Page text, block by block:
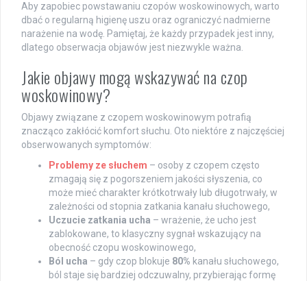
Aby zapobiec powstawaniu czopów woskowinowych, warto
dbać o regularną higienę uszu oraz ograniczyć nadmierne
narażenie na wodę. Pamiętaj, że każdy przypadek jest inny,
dlatego obserwacja objawów jest niezwykle ważna.
Jakie objawy mogą wskazywać na czop
woskowinowy?
Objawy związane z czopem woskowinowym potrafią
znacząco zakłócić komfort słuchu. Oto niektóre z najczęściej
obserwowanych symptomów:
Problemy ze słuchem – osoby z czopem często
zmagają się z pogorszeniem jakości słyszenia, co
może mieć charakter krótkotrwały lub długotrwały, w
zależności od stopnia zatkania kanału słuchowego,
Uczucie zatkania ucha – wrażenie, że ucho jest
zablokowane, to klasyczny sygnał wskazujący na
obecność czopu woskowinowego,
Ból ucha – gdy czop blokuje 80% kanału słuchowego,
ból staje się bardziej odczuwalny, przybierając formę